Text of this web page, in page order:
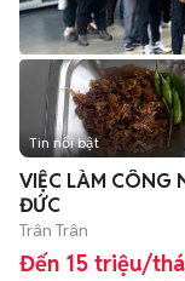
Tin nổi bật
VIỆC LÀM CÔNG
ĐỨC
Trân Trân
Đến 15 triệu/